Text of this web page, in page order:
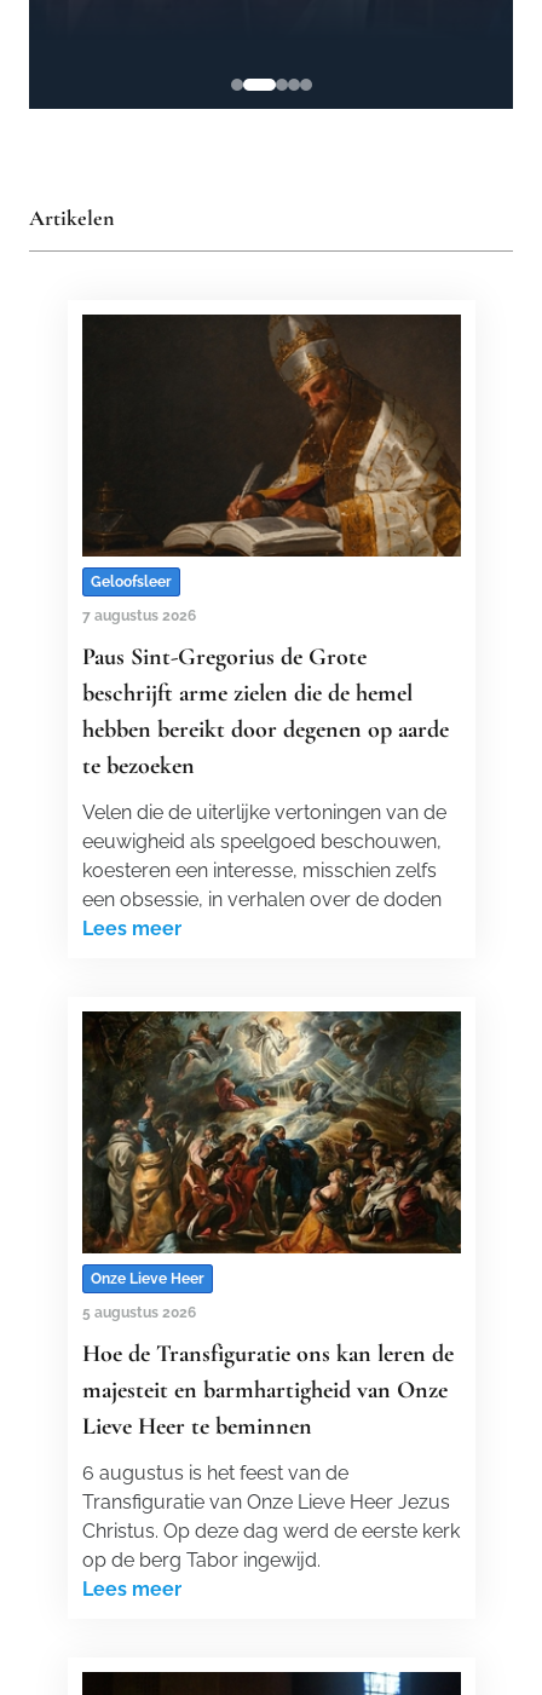
Artikelen
Geloofsleer
7 augustus 2026
Paus Sint-Gregorius de Grote
beschrijft arme zielen die de hemel
hebben bereikt door degenen op aarde
te bezoeken
Velen die de uiterlijke vertoningen van de
eeuwigheid als speelgoed beschouwen,
koesteren een interesse, misschien zelfs
een obsessie, in verhalen over de doden
Lees meer
Onze Lieve Heer
5 augustus 2026
Hoe de Transfiguratie ons kan leren de
majesteit en barmhartigheid van Onze
Lieve Heer te beminnen
6 augustus is het feest van de
Transfiguratie van Onze Lieve Heer Jezus
Christus. Op deze dag werd de eerste kerk
op de berg Tabor ingewijd.
Lees meer